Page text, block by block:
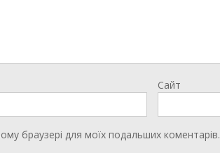
Сайт
браузері для моїх подальших коментарів.